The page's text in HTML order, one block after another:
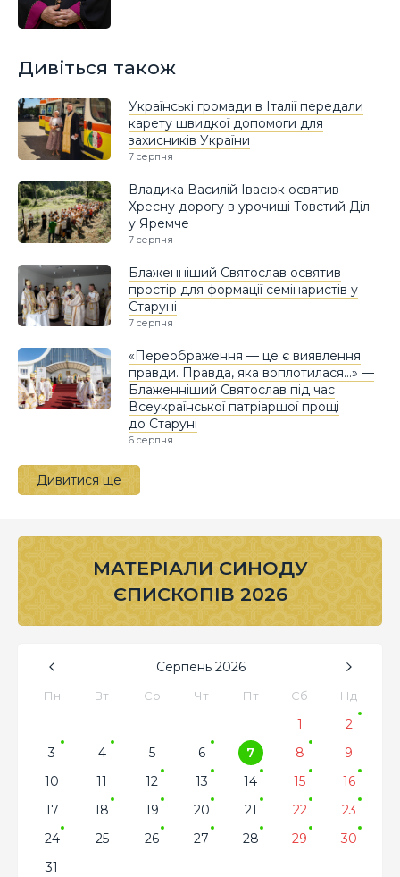
Дивіться також
Українські громади в Італії передали
карету швидкої допомоги для
захисників України
7 серпня
Владика Василій Івасюк освятив
Хресну дорогу в урочищі Товстий Діл
у Яремче
7 серпня
Блаженніший Святослав освятив
простір для формації семінаристів у
Старуні
7 серпня
«Переображення — це є виявлення
правди. Правда, яка воплотилася…» —
Блаженніший Святослав під час
Всеукраїнської патріаршої прощі
до Старуні
6 серпня
Дивитися ще
МАТЕРІАЛИ СИНОДУ
ЄПИСКОПІВ 2026
Серпень 2026
Пн Вт Ср Чт Пт Сб Нд
1
2
3
4 5 6 7 8
9
10
11 12 13 14 15
16
17
18 19 20 21 22
23
24
25 26 27 28 29
30
31